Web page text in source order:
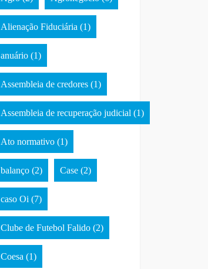
Alienação Fiduciária (1)
anuário (1)
Assembleia de credores (1)
Assembleia de recuperação judicial (1)
Ato normativo (1)
balanço (2) Case (2)
caso Oi (7)
Clube de Futebol Falido (2)
Coesa (1)